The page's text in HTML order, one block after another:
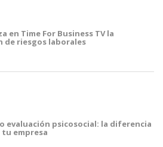
en Time For Business TV la
de riesgos laborales
evaluación psicosocial: la diferencia
empresa